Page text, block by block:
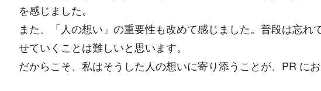
を感じました。
また、「人の想い」の重要性も改めて感じました。普段は忘
せていくことは難しいと思います。
だからこそ、私はそうした人の想いに寄り添うことが、PR に